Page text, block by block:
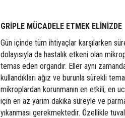
GRİPLE MÜCADELE ETMEK ELİNİZDE
Gün içinde tüm ihtiyaçlar karşılarken
dolayısıyla da hastalık etkeni olan
temas eden organdır. Eller aynı
kullandıkları ağız ve burunla sürekli
mikroplardan korunmanın en etkili, en
için en az yarım dakika süreyle ve
yıkanması gerekmektedir. Özellikle